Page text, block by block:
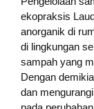
ekopraksis
anorganik di
di lingkungan
sampah yang
Dengan
dan